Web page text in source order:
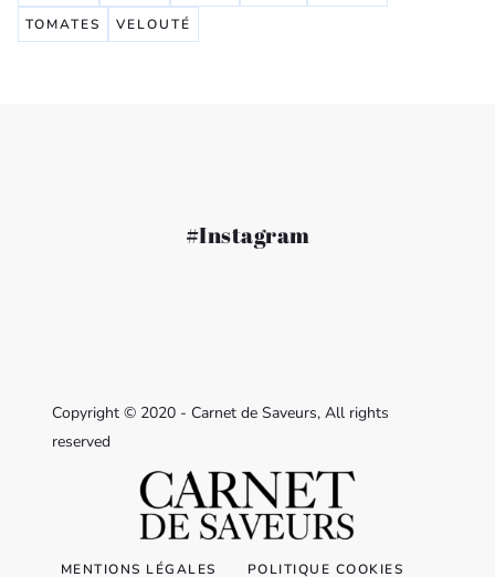
TOMATES
VELOUTÉ
#Instagram
Copyright © 2020 - Carnet de Saveurs, All rights
reserved
MENTIONS LÉGALES POLITIQUE COOKIES